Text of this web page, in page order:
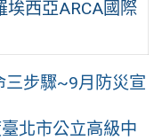
西亞ARCA國際
三步驟~9月防災宣
北市公立高級中